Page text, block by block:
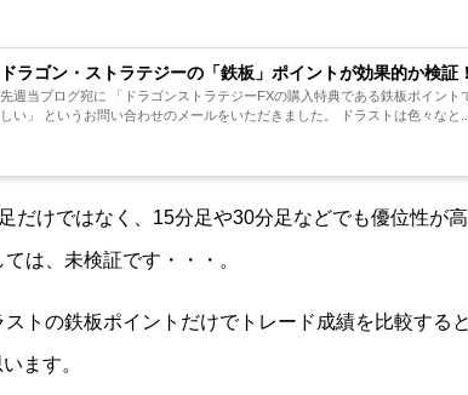
ドラゴン・ストラテジーの「鉄板」ポイントが効果的か検証！
先週当ブログ宛に 「ドラゴンストラテジーFXの購入特典である鉄板ポイント
しい」 というお問い合わせのメールをいただきました。 ドラストは色々なと...
だけではなく、15分足や30分足などでも優位性が
は、未検証です・・・。
トの鉄板ポイントだけでトレード成績を比較する
ます。